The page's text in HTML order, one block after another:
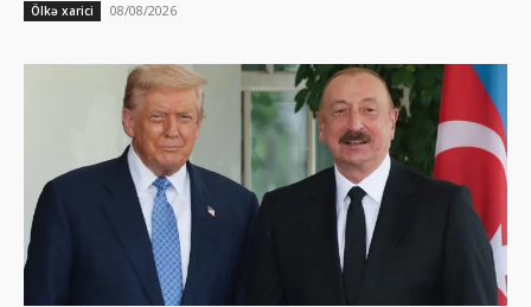
Ölkə xarici 08/08/2026